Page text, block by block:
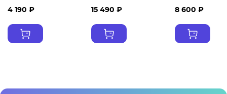
4 190 ₽ 15 490 ₽
8 600 ₽